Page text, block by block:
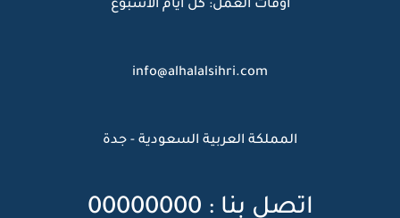
اوقات العمل: كل ايام الاسبوع
info@alhalalsihri.com
المملكة العربية السعودية - جدة
اتصل بنا : 00000000